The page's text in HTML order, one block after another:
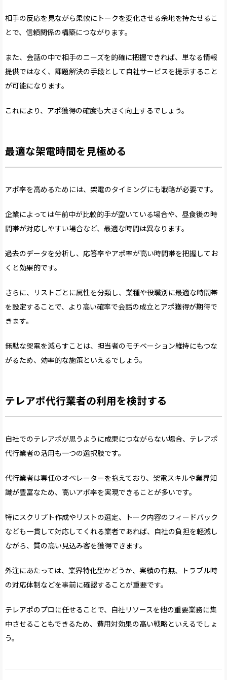
相手の反応を見ながら柔軟にトークを変化させる余地を持たせるこ
とで、信頼関係の構築につながります。
また、会話の中で相手のニーズを的確に把握できれば、単なる情報
提供ではなく、課題解決の手段として自社サービスを提示すること
が可能になります。
これにより、アポ獲得の確度も大きく向上するでしょう。
最適な架電時間を見極める
アポ率を高めるためには、架電のタイミングにも戦略が必要です。
企業によっては午前中が比較的手が空いている場合や、昼食後の時
間帯が対応しやすい場合など、最適な時間は異なります。
過去のデータを分析し、応答率やアポ率が高い時間帯を把握してお
くと効果的です。
さらに、リストごとに属性を分類し、業種や役職別に最適な時間帯
を設定することで、より高い確率で会話の成立とアポ獲得が期待で
きます。
無駄な架電を減らすことは、担当者のモチベーション維持にもつな
がるため、効率的な施策といえるでしょう。
テレアポ代行業者の利用を検討する
自社でのテレアポが思うように成果につながらない場合、テレアポ
代行業者の活用も一つの選択肢です。
代行業者は専任のオペレーターを抱えており、架電スキルや業界知
識が豊富なため、高いアポ率を実現できることが多いです。
特にスクリプト作成やリストの選定、トーク内容のフィードバック
なども一貫して対応してくれる業者であれば、自社の負担を軽減し
ながら、質の高い見込み客を獲得できます。
外注にあたっては、業界特化型かどうか、実績の有無、トラブル時
の対応体制などを事前に確認することが重要です。
テレアポのプロに任せることで、自社リソースを他の重要業務に集
中させることもできるため、費用対効果の高い戦略といえるでしょ
う。